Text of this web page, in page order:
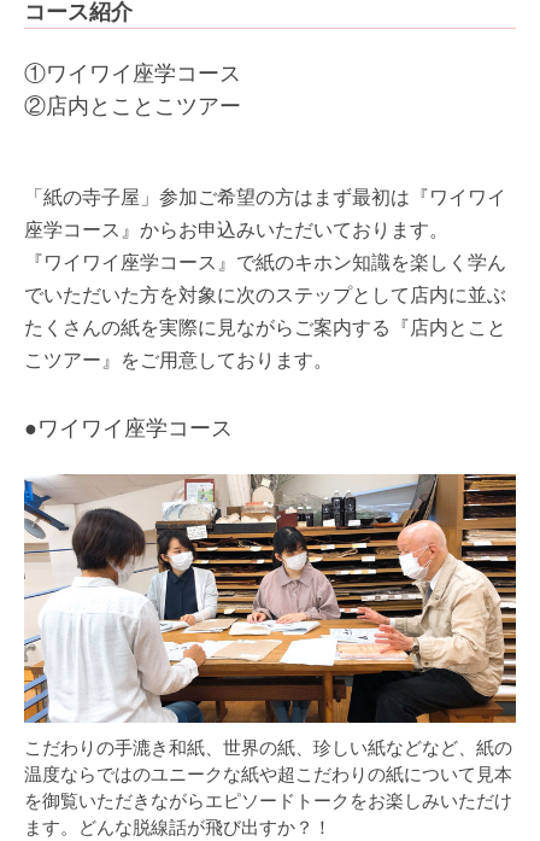
コース紹介
①ワイワイ座学コース
②店内とことこツアー
「紙の寺子屋」参加ご希望の方はまず最初は『ワイワイ
座学コース』からお申込みいただいております。
『ワイワイ座学コース』で紙のキホン知識を楽しく学ん
でいただいた方を対象に次のステップとして店内に並ぶ
たくさんの紙を実際に見ながらご案内する『店内とこと
こツアー』をご用意しております。
●ワイワイ座学コース
こだわりの手漉き和紙、世界の紙、珍しい紙などなど、紙の
温度ならではのユニークな紙や超こだわりの紙について見本
を御覧いただきながらエピソードトークをお楽しみいただけ
ます。どんな脱線話が飛び出すか？！